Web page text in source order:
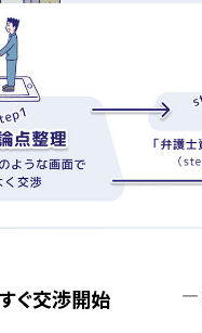
ぐ交渉開始